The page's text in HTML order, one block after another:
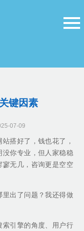
键因素
07-09
搭好了，钱也花了，
你专业，但人家稳稳
无几，咨询更是空空
出了问题？我还得做
索引擎的角度、用户行